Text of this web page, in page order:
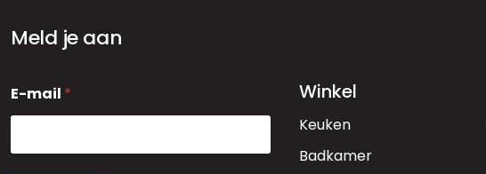
Meld je aan
-
m
i
E-mail * Winkel
Keuken
Badkamer